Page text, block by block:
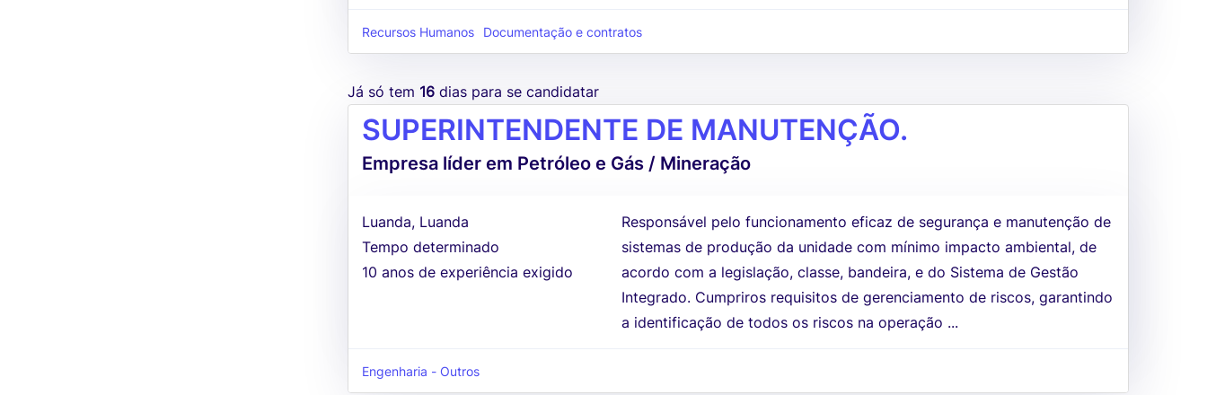
Recursos Humanos Documentação e contratos
Já só tem 16 dias para se candidatar
SUPERINTENDENTE DE MANUTENÇÃO.
Empresa líder em Petróleo e Gás / Mineração
Luanda, Luanda
Tempo determinado
10 anos de experiência exigido
Responsável pelo funcionamento eficaz de segurança e manutenção de
sistemas de produção da unidade com mínimo impacto ambiental, de
acordo com a legislação, classe, bandeira, e do Sistema de Gestão
Integrado. Cumpriros requisitos de gerenciamento de riscos, garantindo
a identificação de todos os riscos na operação ...
Engenharia - Outros